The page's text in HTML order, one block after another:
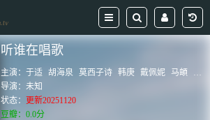
听谁在唱歌
主演：于适 胡海泉 莫西子诗 韩庚 戴佩妮 马頔
刘
导演：未知
状态： 更新20251120
豆瓣：0.0分